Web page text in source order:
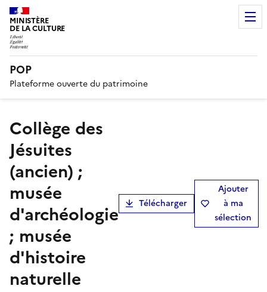
MINISTÈRE
DE LA CULTURE
POP
Plateforme ouverte du patrimoine
collège des
Jésuites
(ancien) ;
musée
d'archéologie
; musée
d'histoire
naturelle
Télécharger
Ajouter
à ma
sélection